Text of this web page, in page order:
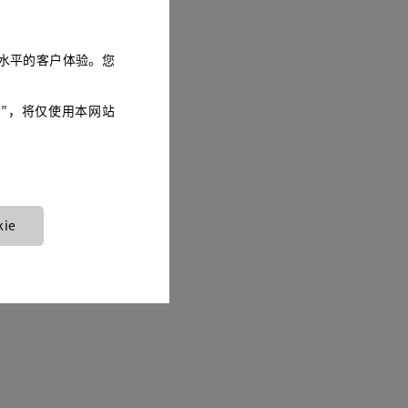
平的客户体验。您
，将仅使用本网站